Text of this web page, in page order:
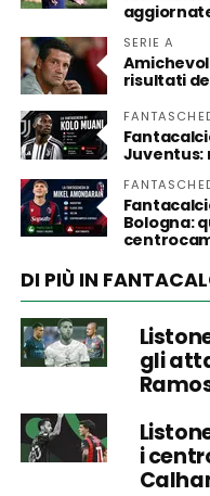
SERIE A
risultati
Juventus:
Bologna:
DI PIÙ IN
gli
i